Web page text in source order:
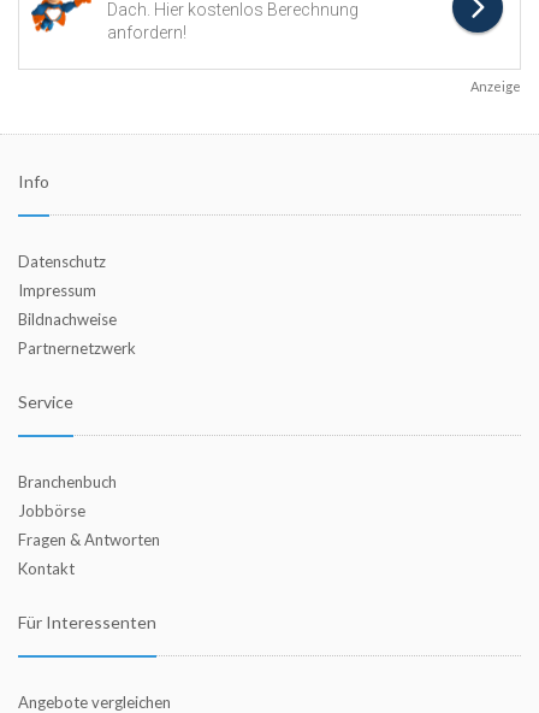
Anzeige
Info
Datenschutz
Impressum
Bildnachweise
Partnernetzwerk
Service
Branchenbuch
Jobbörse
Fragen & Antworten
Kontakt
Für Interessenten
Angebote vergleichen